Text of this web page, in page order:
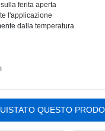
ferita aperta
l'applicazione
dalla temperatura
QUESTO